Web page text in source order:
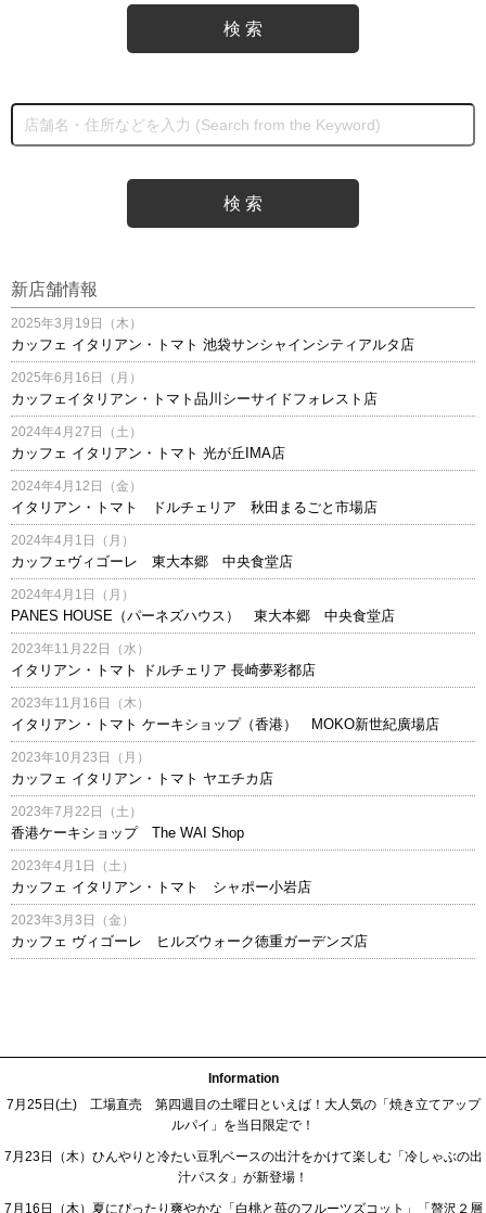
新店舗情報
2025年3月19日（木）
カッフェ イタリアン・トマト 池袋サンシャインシティアルタ店
2025年6月16日（月）
カッフェイタリアン・トマト品川シーサイドフォレスト店
2024年4月27日（土）
カッフェ イタリアン・トマト 光が丘IMA店
2024年4月12日（金）
イタリアン・トマト ドルチェリア 秋田まるごと市場店
2024年4月1日（月）
カッフェヴィゴーレ 東大本郷 中央食堂店
2024年4月1日（月）
PANES HOUSE（パーネズハウス） 東大本郷 中央食堂店
2023年11月22日（水）
イタリアン・トマト ドルチェリア 長崎夢彩都店
2023年11月16日（木）
イタリアン・トマト ケーキショップ（香港） MOKO新世紀廣場店
2023年10月23日（月）
カッフェ イタリアン・トマト ヤエチカ店
2023年7月22日（土）
香港ケーキショップ The WAI Shop
2023年4月1日（土）
カッフェ イタリアン・トマト シャポー小岩店
2023年3月3日（金）
カッフェ ヴィゴーレ ヒルズウォーク徳重ガーデンズ店
Information
7月25日(土) 工場直売 第四週目の土曜日といえば！大人気の「焼き立てアップ
ルパイ」を当日限定で！
7月23日（木）ひんやりと冷たい豆乳ベースの出汁をかけて楽しむ「冷しゃぶの出
汁パスタ」が新登場！
7月16日（木）夏にぴったり爽やかな「白桃と苺のフルーツズコット」「贅沢２層